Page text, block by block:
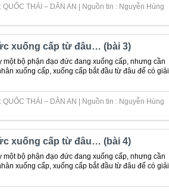
THÁI – DÂN AN | Nguồn tin : Nguyễn Hùng
xuống cấp từ đâu… (bài 3)
một bộ phận đạo đức đang xuống cấp, nhưng cần
xuống cấp, xuống cấp bắt đầu từ đâu để có giải
THÁI – DÂN AN | Nguồn tin : Nguyễn Hùng
xuống cấp từ đâu… (bài 4)
một bộ phận đạo đức đang xuống cấp, nhưng cần
xuống cấp, xuống cấp bắt đầu từ đâu để có giải